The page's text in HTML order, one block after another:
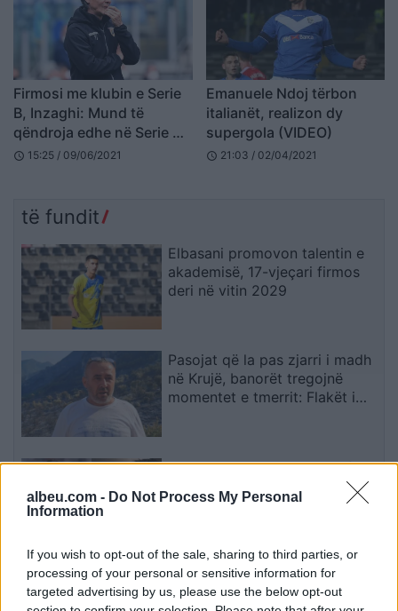
albeu.com - Do Not Process My Personal
Information
If you wish to opt-out of the sale, sharing to third parties, or
processing of your personal or sensitive information for
targeted advertising by us, please use the below opt-out
Firmosi me klubin e Serie
B, Inzaghi: Mund të
qëndroja edhe në Serie A,
por i kisha dhënë fjalën
schedule 15:25 / 09/06/2021
Emanuele Ndoj tërbon
italianët, realizon dy
supergola (VIDEO)
schedule 21:03 / 02/04/2021
të fundit
Elbasani promovon talentin e
akademisë, 17-vjeçari firmos
deri në vitin 2029
Pasojat që la pas zjarri i madh
në Krujë, banorët tregojnë
momentet e tmerrit: Flakët i
Zbulohen prapaskenat e luftës
së Jorge Messit me problemet
shëndetësore, Leo shqyrtoi
Përshkallëzimi rajonal rikthen
Jemenin në fokus, sulmet e